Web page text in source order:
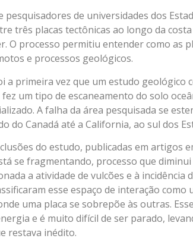
pesquisadores de universidades dos
três placas tectônicas ao longo da
O processo permitiu entender como as
e processos geológicos.
a primeira vez que um estudo geológico
um tipo de escaneamento do solo
A falha da área pesquisada se
do Canadá até a California, ao sul dos
do estudo, publicadas em artigos
se fragmentando, processo que
a atividade de vulcões e à
esse espaço de interação como
uma placa se sobrepõe às outras.
e é muito difícil de ser parado,
restava inédito.